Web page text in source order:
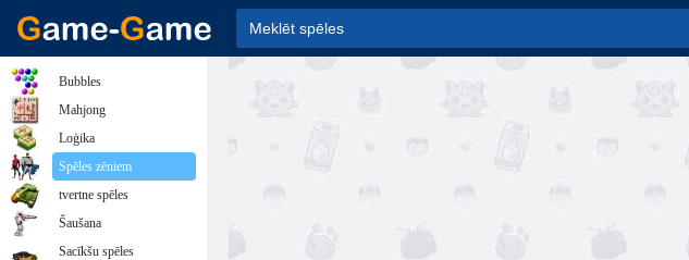
Bubbles
Mahjong
Loģika
Spēles zēniem
tvertne spēles
Šaušana
Sacīkšu spēles